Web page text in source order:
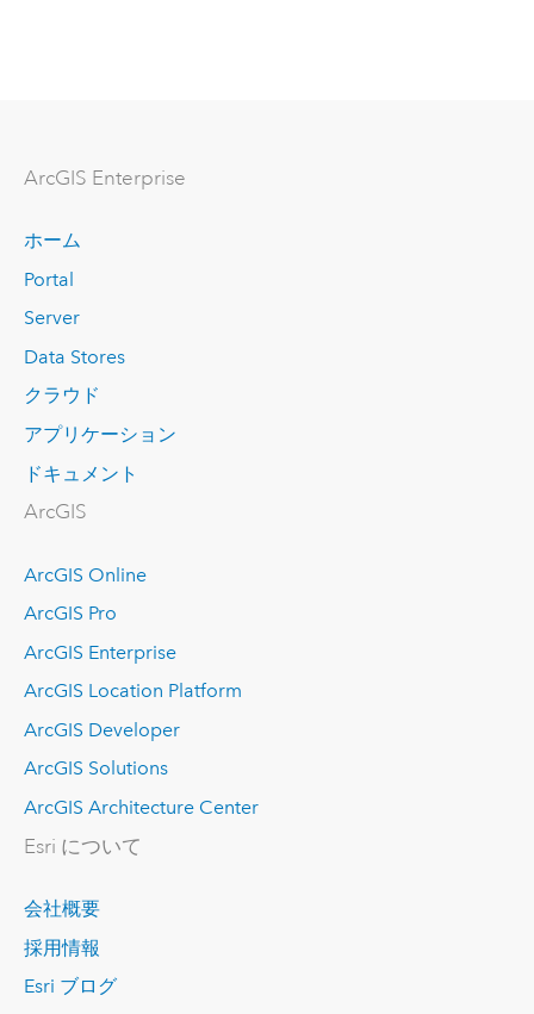
ArcGIS Enterprise
ホーム
Portal
Server
Data Stores
クラウド
アプリケーション
ドキュメント
ArcGIS
ArcGIS Online
ArcGIS Pro
ArcGIS Enterprise
ArcGIS Location Platform
ArcGIS Developer
ArcGIS Solutions
ArcGIS Architecture Center
Esri について
会社概要
採用情報
Esri ブログ